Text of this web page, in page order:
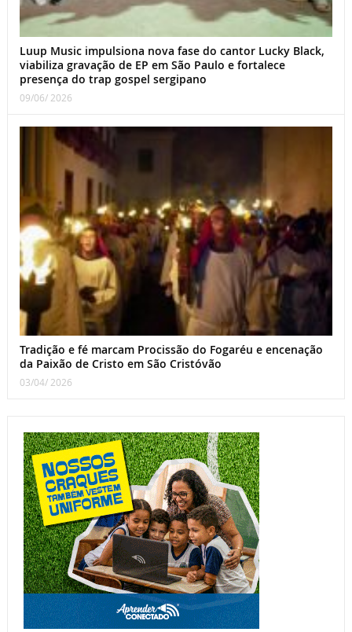
Luup Music impulsiona nova fase do cantor Lucky Black,
viabiliza gravação de EP em São Paulo e fortalece
presença do trap gospel sergipano
09/06/ 2026
Tradição e fé marcam Procissão do Fogaréu e encenação
da Paixão de Cristo em São Cristóvão
03/04/ 2026